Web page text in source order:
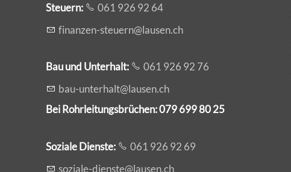
Steuern:
061 926 92 64
f n nz n-st rn l s nch
Bau und Unterhalt:
061 926 92 76
b
- nt rh lt l s nch
Bei Rohrleitungsbrüchen: 079 699 80 25
Soziale Dienste:
061 926 92 69
s z l -d nst l s nch